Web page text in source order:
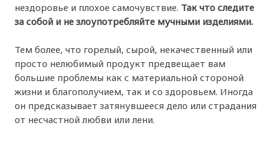
нездоровье и плохое самочувствие. Так что следите
за собой и не злоупотребляйте мучными изделиями.
Тем более, что горелый, сырой, некачественный или
просто нелюбимый продукт предвещает вам
большие проблемы как с материальной стороной
жизни и благополучием, так и со здоровьем. Иногда
он предсказывает затянувшееся дело или страдания
от несчастной любви или лени.